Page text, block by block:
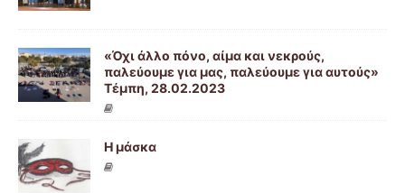
«Όχι άλλο πόνο, αίμα και νεκρούς,
παλεύουμε για μας, παλεύουμε για αυτούς»
Τέμπη, 28.02.2023
Η μάσκα